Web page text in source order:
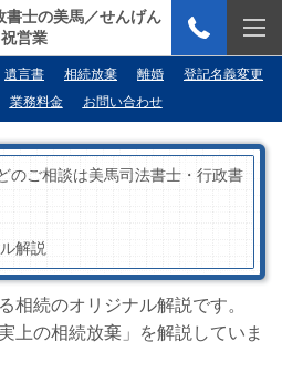
書士の美馬／せんげん
営業
遺言書 相続放棄 離婚
登記名義変更
業務料金 お問い合わせ
のご相談は美馬司法書士・行政書
解説
相続のオリジナル解説です。
上の相続放棄」を解説していま